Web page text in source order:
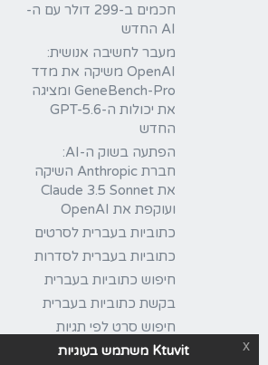
חכמים ב-299 דולר עם ה-
AI החדש
מעבר לחשיבה אנושית:
OpenAI משיקה את מדד
GeneBench-Pro ומציגה
את יכולות ה-GPT-5.6
החדש
הפתעה בשוק ה-AI:
חברת Anthropic השיקה
את Claude 3.5 Sonnet
ועוקפת את OpenAI
כתוביות בעברית לסרטים
כתוביות בעברית לסדרות
חיפוש כתוביות בעברית
בקשת כתוביות בעברית
חיפוש סרט לפי תגיות
Ktuvit משתמש בעוגיות x